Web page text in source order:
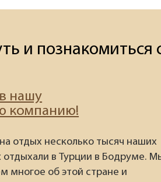
и познакомиться
нашу
компанию!
отдых несколько тысяч наших
отдыхали в Турции в Бодруме.
многое об этой стране и